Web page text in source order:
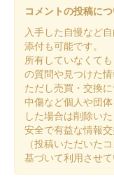
北九州の参加者で、
小倉城 御城
配布終了
スターフライヤー×
北九州の参加者で、
らえる御城印。
コメントの投稿に
入手した自慢など
添付も可能です。
所有していなくて
の質問や見つけた情
ただし売買・交換
中傷など個人や団
した場合は削除いた
安全で有益な情報交
（投稿いただいた
基づいて利用させ